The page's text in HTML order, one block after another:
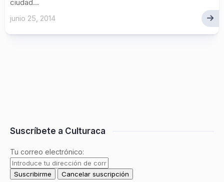
ciudad...
junio 25, 2014
Suscríbete a Culturaca
Tu correo electrónico: